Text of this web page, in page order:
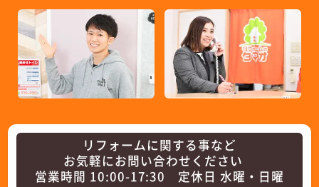
リフォームに関する事など
お気軽にお問い合わせください
営業時間 10:00-17:30 定休日 水曜・日曜